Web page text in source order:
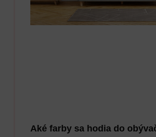
Aké farby sa hodia do